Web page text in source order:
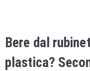
Bere dal
plastica?